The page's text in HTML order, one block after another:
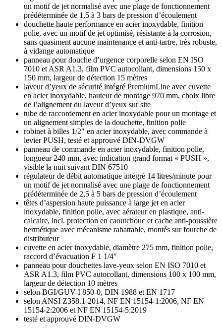
un motif de jet normalisé avec une plage de fonctionnement
prédéterminée de 1,5 à 3 bars de pression d’écoulement
douchette haute performance en acier inoxydable, finition
polie, avec un motif de jet optimisé, résistante à la corrosion,
sans quasiment aucune maintenance et anti-tartre, très robuste,
à vidange automatique
panneau pour douche d’urgence corporelle selon EN ISO
7010 et ASR A1.3, film PVC autocollant, dimensions 150 x
150 mm, largeur de détection 15 mètres
laveur d’yeux de sécurité intégré PremiumLine avec cuvette
en acier inoxydable, hauteur de montage 970 mm, choix libre
de l’alignement du laveur d’yeux sur site
tube de raccordement en acier inoxydable pour un montage et
un alignement simples de la douchette, finition polie
robinet à billes 1/2″ en acier inoxydable, avec commande à
levier PUSH, testé et approuvé DIN-DVGW
panneau de commande en acier inoxydable, finition polie,
longueur 240 mm, avec indication grand format « PUSH »,
visible la nuit suivant DIN 67510
régulateur de débit automatique intégré 14 litres/minute pour
un motif de jet normalisé avec une plage de fonctionnement
prédéterminée de 2,5 à 5 bars de pression d’écoulement
têtes d’aspersion haute puissance à large jet en acier
inoxydable, finition polie, avec aérateur en plastique, anti-
calcaire, incl. protection en caoutchouc et cache anti-poussière
hermétique avec mécanisme rabattable, montés sur fourche de
distributeur
cuvette en acier inoxydable, diamètre 275 mm, finition polie,
raccord d’évacuation F 1 1/4″
panneau pour douchettes lave-yeux selon EN ISO 7010 et
ASR A1.3, film PVC autocollant, dimensions 100 x 100 mm,
largeur de détection 10 mètres
selon BGI/GUV-I 850-0, DIN 1988 et EN 1717
selon ANSI Z358.1-2014, NF EN 15154-1:2006, NF EN
15154-2:2006 et NF EN 15154-5:2019
testé et approuvé DIN-DVGW